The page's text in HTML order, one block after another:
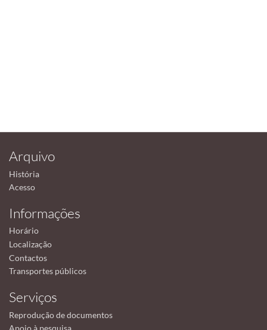
Arquivo
História
Acesso
Informações
Horário
Localização
Contactos
Transportes públicos
Serviços
Reprodução de documentos